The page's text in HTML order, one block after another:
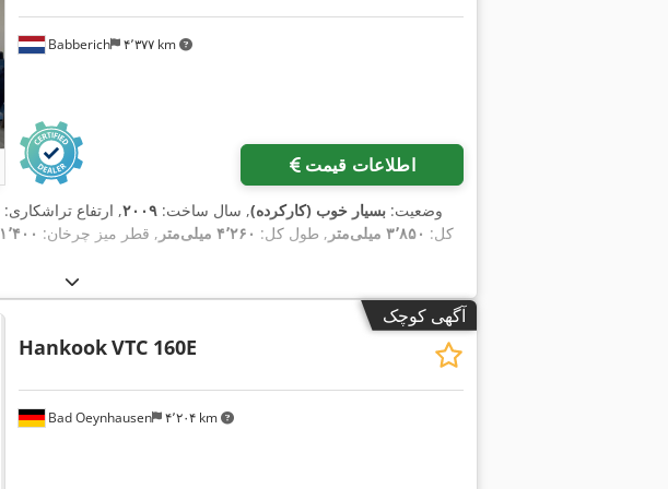
Babberich ۴٬۳۷۷ km
اطلاعات قیمت
وضعیت: بسیار خوب (کارکرده), سال ساخت: ۲۰۰۹, ارتفاع تراشکاری:
کل: ۳٬۸۵۰ میلی‌متر , طول کل: ۴٬۲۶۰ میلی‌متر , قطر میز چرخان: ۱٬۴۰۰ میلی‌متر
آگهی کوچک
Bad Oeynhausen ۴٬۲۰۴ km
HankookVTC 160E